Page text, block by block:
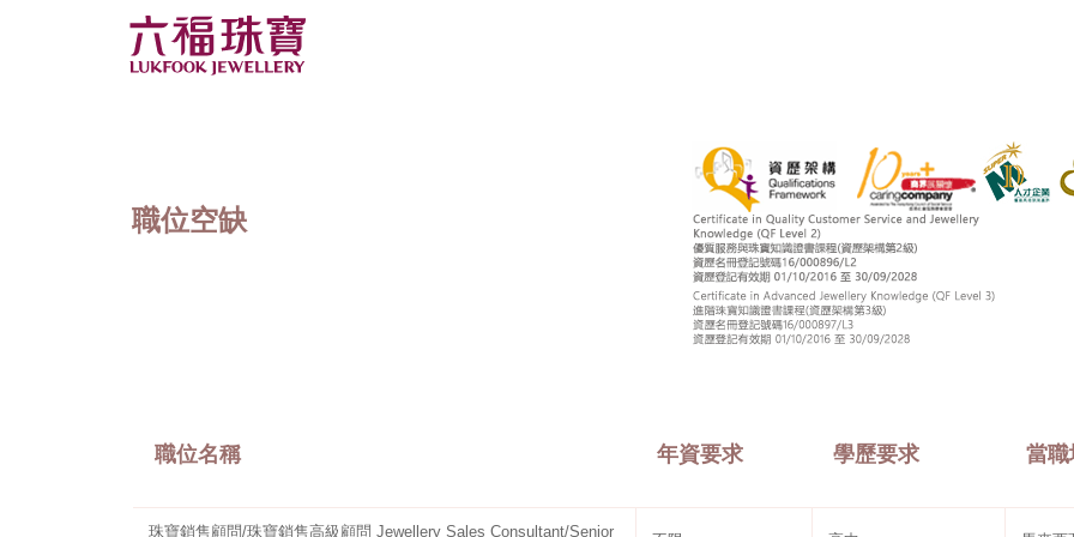
職位空缺
職位名稱 年資要求 學歷要求 當職
珠寶銷售顧問/珠寶銷售高級顧問 Jewellery Sales Consultant/Senior